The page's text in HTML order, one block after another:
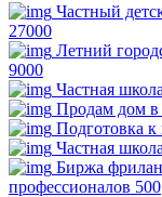
Частный
27000
Летний
9000
Частная
Продам дом
Подготовка к
Частная
Биржа
профессионалов 500